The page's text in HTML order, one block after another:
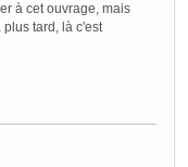
à cet ouvrage, mais
tard, là c'est